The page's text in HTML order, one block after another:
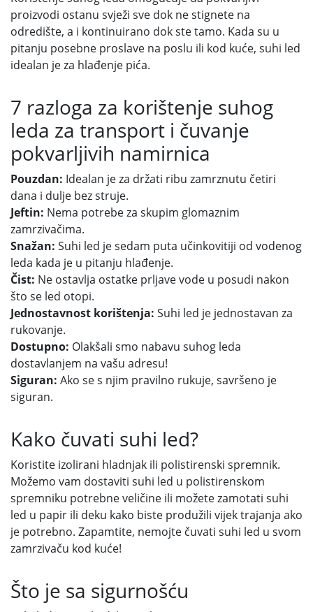
proizvodi ostanu svježi sve dok ne stignete na
odredište, a i kontinuirano dok ste tamo. Kada su u
pitanju posebne proslave na poslu ili kod kuće, suhi led
idealan je za hlađenje pića.
7 razloga za korištenje suhog
leda za transport i čuvanje
pokvarljivih namirnica
Pouzdan: Idealan je za držati ribu zamrznutu četiri
dana i dulje bez struje.
Jeftin: Nema potrebe za skupim glomaznim
zamrzivačima.
Snažan: Suhi led je sedam puta učinkovitiji od vodenog
leda kada je u pitanju hlađenje.
Čist: Ne ostavlja ostatke prljave vode u posudi nakon
što se led otopi.
Jednostavnost korištenja: Suhi led je jednostavan za
rukovanje.
Dostupno: Olakšali smo nabavu suhog leda
dostavlanjem na vašu adresu!
Siguran: Ako se s njim pravilno rukuje, savršeno je
siguran.
Kako čuvati suhi led?
Koristite izolirani hladnjak ili polistirenski spremnik.
Možemo vam dostaviti suhi led u polistirenskom
spremniku potrebne veličine ili možete zamotati suhi
led u papir ili deku kako biste produžili vijek trajanja ako
je potrebno. Zapamtite, nemojte čuvati suhi led u svom
zamrzivaču kod kuće!
Što je sa sigurnošću